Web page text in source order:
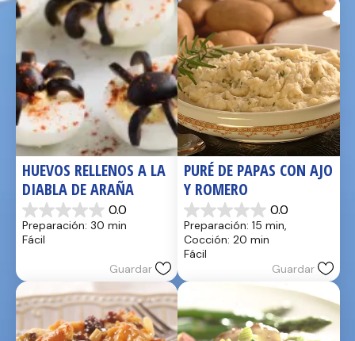
HUEVOS RELLENOS A LA
DIABLA DE ARAÑA
0.0
0.0
de
5
Preparación: 30 min
Fácil
Guardar
PURÉ DE PAPAS CON AJO
Y ROMERO
0.0
0.0
de
5
estrellas.
Preparación: 15 min,
Cocción: 20 min
Fácil
Guardar